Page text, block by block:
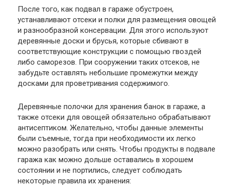
После того, как подвал в гараже обустроен,
устанавливают отсеки и полки для размещения овощей
и разнообразной консервации. Для этого используют
деревянные доски и брусья, которые сбивают в
соответствующие конструкции с помощью гвоздей
либо саморезов. При сооружении таких отсеков, не
забудьте оставлять небольшие промежутки между
досками для проветривания содержимого.
Деревянные полочки для хранения банок в гараже, а
также отсеки для овощей обязательно обрабатывают
антисептиком. Желательно, чтобы данные элементы
были съемные, тогда при необходимости их легко
можно разобрать или снять. Чтобы продукты в подвале
гаража как можно дольше оставались в хорошем
состоянии и не портились, следует соблюдать
некоторые правила их хранения: